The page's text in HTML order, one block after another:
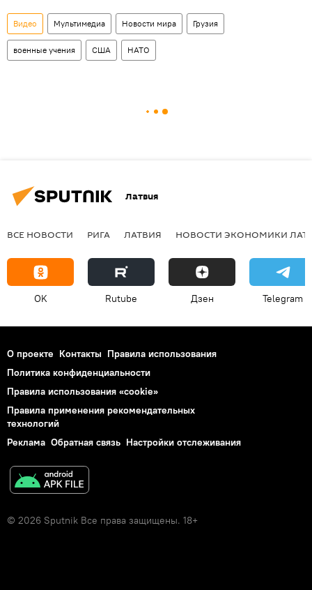
Видео Мультимедиа Новости мира Грузия
военные учения США НАТО
Латвия
ВСЕ НОВОСТИ РИГА ЛАТВИЯ НОВОСТИ ЭКОНОМИКИ
OK Rutube Дзен Telegram
О проекте Контакты Правила использования
Политика конфиденциальности
Правила использования «cookie»
Правила применения рекомендательных
технологий
Реклама Обратная связь Настройки отслеживания
© 2026 Sputnik Все права защищены. 18+